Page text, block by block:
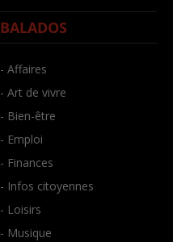
BALADOS
- Affaires
- Art de vivre
- Bien-être
- Emploi
- Finances
- Infos citoyennes
- Loisirs
- Musique